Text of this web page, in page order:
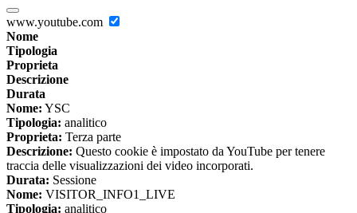
www.youtube.com
Nome
Tipologia
Proprieta
Descrizione
Durata
Nome: YSC
Tipologia: analitico
Proprieta: Terza parte
Descrizione: Questo cookie è impostato da YouTube per tenere
traccia delle visualizzazioni dei video incorporati.
Durata: Sessione
Nome: VISITOR_INFO1_LIVE
Tipologia: analitico